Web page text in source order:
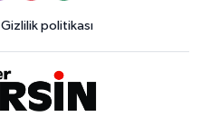
Gizlilik politikası